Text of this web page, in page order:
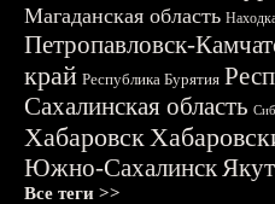
Магаданская область
Петропавловск-
край Республика Бурятия
Сахалинская область
Хабаровск
Южно-Сахалинск
Все теги >>